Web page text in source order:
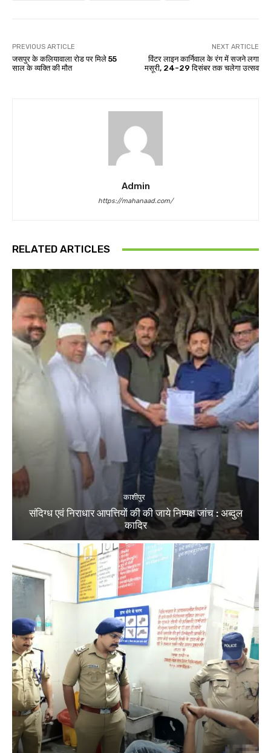
PREVIOUS ARTICLE
जसपुर के कलियावाला रोड पर मिले 55
साल के व्यक्ति की मौत
NEXT ARTICLE
विंटर लाइन कार्निवाल के रंग में सजने लगा
मसूरी, 24-29 दिसंबर तक चलेगा उत्सव
Admin
https://mahanaad.com/
RELATED ARTICLES
काशीपुर
संदिग्ध एवं निराधार आपत्तियों की की जाये निष्पक्ष जांच : अब्दुल
कादिर